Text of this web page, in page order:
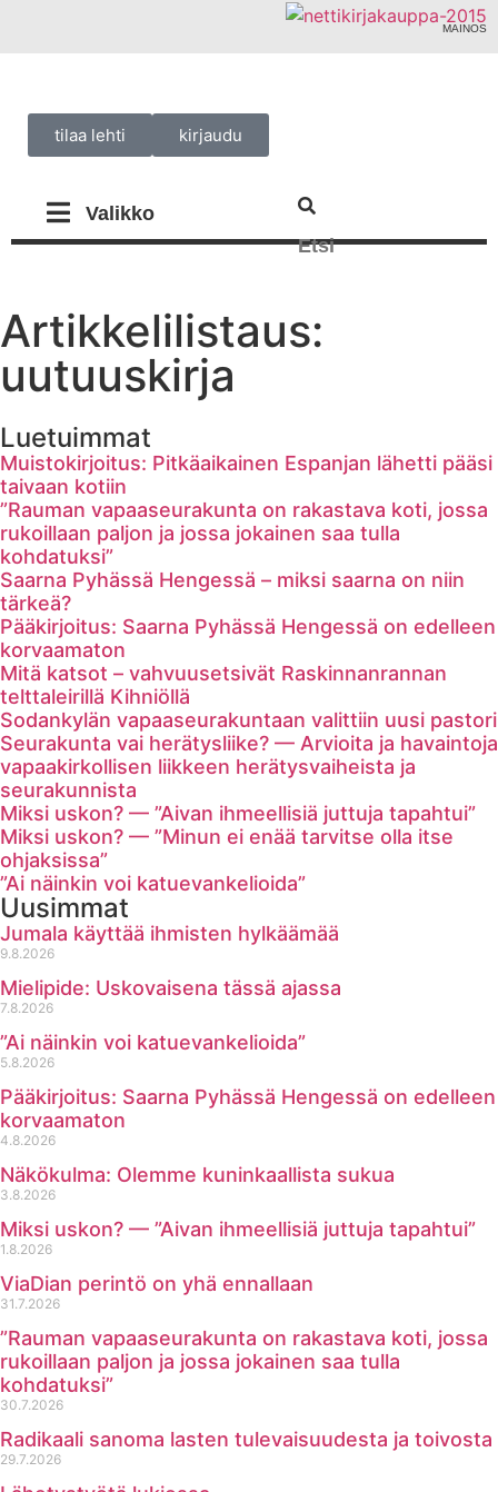
MAINOS
tilaa lehti kirjaudu
Artikkelilistaus:
uutuuskirja
Luetuimmat
Muistokirjoitus: Pitkäaikainen Espanjan lähetti pääsi
taivaan kotiin
”Rauman vapaaseurakunta on rakastava koti, jossa
rukoillaan paljon ja jossa jokainen saa tulla
kohdatuksi”
Saarna Pyhässä Hengessä – miksi saarna on niin
tärkeä?
Pääkirjoitus: Saarna Pyhässä Hengessä on edelleen
korvaamaton
Mitä katsot – vahvuusetsivät Raskinnanrannan
telttaleirillä Kihniöllä
Sodankylän vapaaseurakuntaan valittiin uusi pastori
Seurakunta vai herätysliike? — Arvioita ja havaintoja
vapaakirkollisen liikkeen herätysvaiheista ja
seurakunnista
Miksi uskon? — ”Aivan ihmeellisiä juttuja tapahtui”
Miksi uskon? — ”Minun ei enää tarvitse olla itse
ohjaksissa”
”Ai näinkin voi katuevankelioida”
Uusimmat
Jumala käyttää ihmisten hylkäämää
9.8.2026
Mielipide: Uskovaisena tässä ajassa
7.8.2026
”Ai näinkin voi katuevankelioida”
5.8.2026
Pääkirjoitus: Saarna Pyhässä Hengessä on edelleen
korvaamaton
4.8.2026
Näkökulma: Olemme kuninkaallista sukua
3.8.2026
Miksi uskon? — ”Aivan ihmeellisiä juttuja tapahtui”
1.8.2026
ViaDian perintö on yhä ennallaan
31.7.2026
”Rauman vapaaseurakunta on rakastava koti, jossa
rukoillaan paljon ja jossa jokainen saa tulla
kohdatuksi”
30.7.2026
Radikaali sanoma lasten tulevaisuudesta ja toivosta
29.7.2026